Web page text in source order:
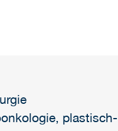
plastisch-